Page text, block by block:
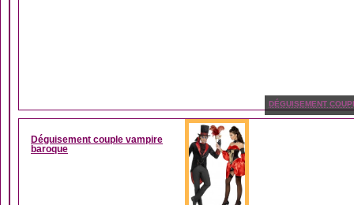
DÉGUISEMENT
Déguisement couple vampire
baroque